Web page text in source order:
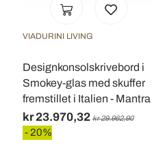
VIADURINI LIVING
Designkonsolskrivebord i
Smokey-glas med skuffer
fremstillet i Italien - Mantra
kr 23.970,32 kr 29.962,90
- 20%